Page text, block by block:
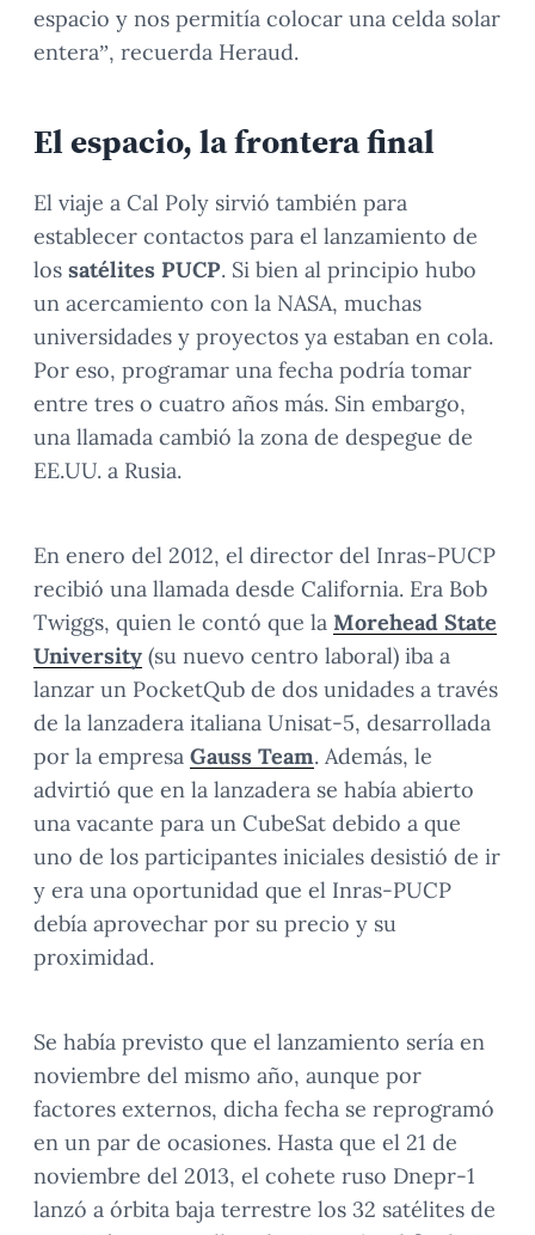
espacio y nos permitía colocar una celda solar
entera”, recuerda Heraud.
El espacio, la frontera final
El viaje a Cal Poly sirvió también para
establecer contactos para el lanzamiento de
los satélites PUCP. Si bien al principio hubo
un acercamiento con la NASA, muchas
universidades y proyectos ya estaban en cola.
Por eso, programar una fecha podría tomar
entre tres o cuatro años más. Sin embargo,
una llamada cambió la zona de despegue de
EE.UU. a Rusia.
En enero del 2012, el director del Inras-PUCP
recibió una llamada desde California. Era Bob
Twiggs, quien le contó que la Morehead State
University (su nuevo centro laboral) iba a
lanzar un PocketQub de dos unidades a través
de la lanzadera italiana Unisat-5, desarrollada
por la empresa Gauss Team. Además, le
advirtió que en la lanzadera se había abierto
una vacante para un CubeSat debido a que
uno de los participantes iniciales desistió de ir
y era una oportunidad que el Inras-PUCP
debía aprovechar por su precio y su
proximidad.
Se había previsto que el lanzamiento sería en
noviembre del mismo año, aunque por
factores externos, dicha fecha se reprogramó
en un par de ocasiones. Hasta que el 21 de
noviembre del 2013, el cohete ruso Dnepr-1
lanzó a órbita baja terrestre los 32 satélites de